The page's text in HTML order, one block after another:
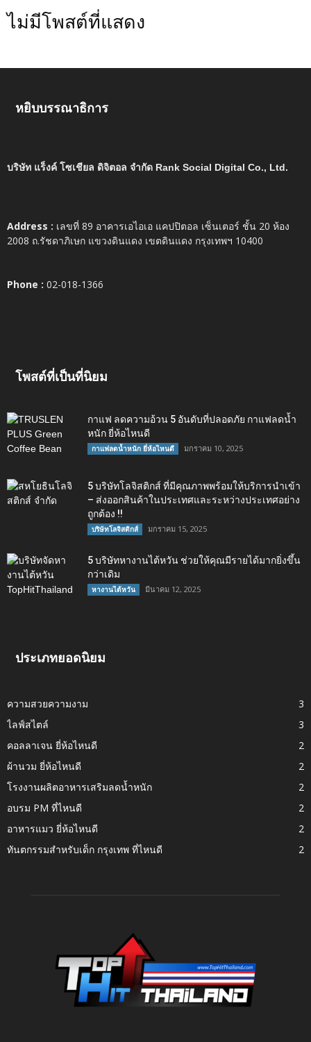
ไม่มีโพสต์ที่แสดง
หยิบบรรณาธิการ
บริษัท แร็งค์ โซเชียล ดิจิตอล จำกัด Rank Social Digital Co., Ltd.
Address : เลขที่ 89 อาคารเอไอเอ แคปปิตอล เซ็นเตอร์ ชั้น 20 ห้อง
2008 ถ.รัชดาภิเษก แขวงดินแดง เขตดินแดง กรุงเทพฯ 10400
Phone : 02-018-1366
โพสต์ที่เป็นที่นิยม
กาแฟ ลดความอ้วน 5 อันดับที่ปลอดภัย กาแฟลดน้ำ
หนัก ยี่ห้อไหนดี
กาแฟลดน้ำหนัก ยี่ห้อไหนดี มกราคม 10, 2025
5 บริษัทโลจิสติกส์ ที่มีคุณภาพพร้อมให้บริการนำเข้า
– ส่งออกสินค้าในประเทศและระหว่างประเทศอย่าง
ถูกต้อง !!
บริษัทโลจิสติกส์ มกราคม 15, 2025
5 บริษัทหางานไต้หวัน ช่วยให้คุณมีรายได้มากยิ่งขึ้น
กว่าเดิม
หางานไต้หวัน มีนาคม 12, 2025
ประเภทยอดนิยม
ความสวยความงาม
3
ไลฟ์สไตล์
3
คอลลาเจน ยี่ห้อไหนดี
2
ผ้านวม ยี่ห้อไหนดี
2
โรงงานผลิตอาหารเสริมลดน้ำหนัก
2
อบรม PM ที่ไหนดี
2
อาหารแมว ยี่ห้อไหนดี
2
ทันตกรรมสำหรับเด็ก กรุงเทพ ที่ไหนดี
2